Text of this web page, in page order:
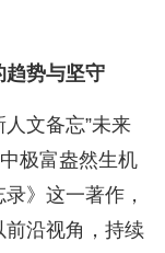
趋势与坚守
人文备忘”未来
极富盎然生机
》这一著作，
沿视角，持续